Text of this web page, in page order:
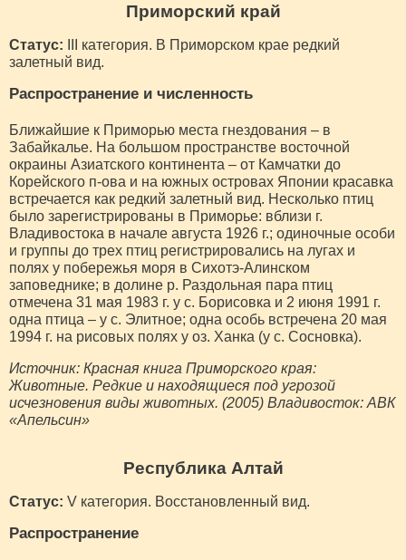
Приморский край
Статус: III категория. В Приморском крае редкий
залетный вид.
Распространение и численность
Ближайшие к Приморью места гнездования – в
Забайкалье. На большом пространстве восточной
окраины Азиатского континента – от Камчатки до
Корейского п-ова и на южных островах Японии красавка
встречается как редкий залетный вид. Несколько птиц
было зарегистрированы в Приморье: вблизи г.
Владивостока в начале августа 1926 г.; одиночные особи
и группы до трех птиц регистрировались на лугах и
полях у побережья моря в Сихотэ-Алинском
заповеднике; в долине р. Раздольная пара птиц
отмечена 31 мая 1983 г. у с. Борисовка и 2 июня 1991 г.
одна птица – у с. Элитное; одна особь встречена 20 мая
1994 г. на рисовых полях у оз. Ханка (у с. Сосновка).
Источник: Красная книга Приморского края:
Животные. Редкие и находящиеся под угрозой
исчезновения виды животных. (2005) Владивосток: АВК
«Апельсин»
Республика Алтай
Статус: V категория. Восстановленный вид.
Распространение